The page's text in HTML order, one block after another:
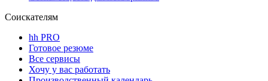
Соискателям
hh PRO
Готовое резюме
Все сервисы
Хочу у вас работать